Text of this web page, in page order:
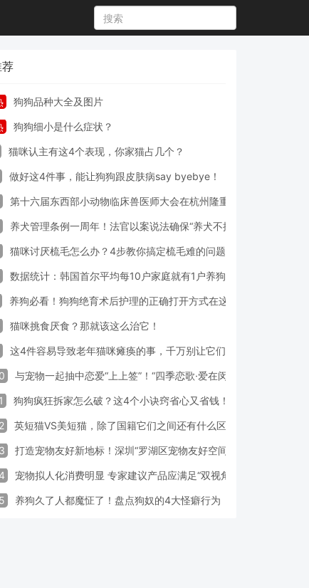
狗狗品种大全及图片
狗狗细小是什么症状？
猫咪认主有这4个表现，你家猫占几个？
做好这4件事，能让狗狗跟皮肤病say byebye！
第十六届东西部小动物临床兽医师大会在杭州隆重开幕
养犬管理条例一周年！法官以案说法确保“养犬不掉链”
猫咪讨厌梳毛怎么办？4步教你搞定梳毛难的问题！
数据统计：韩国首尔平均每10户家庭就有1户养狗
养狗必看！狗狗绝育术后护理的正确打开方式在这里
猫咪挑食厌食？那就该这么治它！
这4件容易导致老年猫咪瘫痪的事，千万别让它们做！
与宠物一起抽中恋爱“上上签”！“四季恋歌·爱在闵行”携宠交友引领
狗狗疯狂拆家怎么破？这4个小诀窍省心又省钱！
英短猫VS美短猫，除了国籍它们之间还有什么区别？
打造宠物友好新地标！深圳“罗湖区宠物友好空间活动周”启动
宠物拟人化消费明显 专家建议产品应满足“双视角需求”
养狗久了人都魔怔了！盘点狗奴的4大怪癖行为